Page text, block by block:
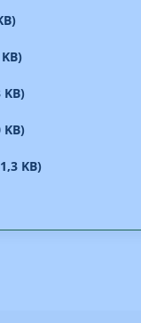
KB)